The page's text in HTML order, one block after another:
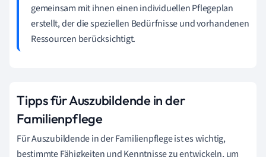
gemeinsam mit ihnen einen individuellen Pflegeplan
erstellt, der die speziellen Bedürfnisse und vorhandenen
Ressourcen berücksichtigt.
Tipps für Auszubildende in der
Familienpflege
Für Auszubildende in der Familienpflege ist es wichtig,
bestimmte Fähigkeiten und Kenntnisse zu entwickeln, um